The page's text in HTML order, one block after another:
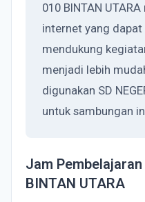
010 BINTAN
internet yang
mendukung
menjadi lebih
digunakan SD
untuk sambungan
Jam Pembelajaran
BINTAN UTARA